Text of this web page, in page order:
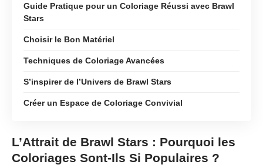
Guide Pratique pour un Coloriage Réussi avec Brawl
Stars
Choisir le Bon Matériel
Techniques de Coloriage Avancées
S’inspirer de l’Univers de Brawl Stars
Créer un Espace de Coloriage Convivial
L’Attrait de Brawl Stars : Pourquoi les
Coloriages Sont-Ils Si Populaires ?